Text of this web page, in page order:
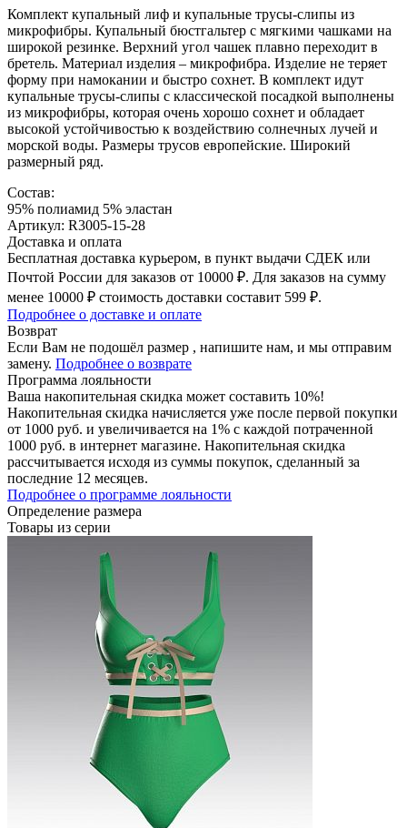
Комплект купальный лиф и купальные трусы-слипы из
микрофибры. Купальный бюстгальтер с мягкими чашками на
широкой резинке. Верхний угол чашек плавно переходит в
бретель. Материал изделия – микрофибра. Изделие не теряет
форму при намокании и быстро сохнет. В комплект идут
купальные трусы-слипы с классической посадкой выполнены
из микрофибры, которая очень хорошо сохнет и обладает
высокой устойчивостью к воздействию солнечных лучей и
морской воды. Размеры трусов европейские. Широкий
размерный ряд.
Состав:
95% полиамид 5% эластан
Артикул: R3005-15-28
Доставка и оплата
Бесплатная доставка курьером, в пункт выдачи СДЕК или
Почтой России для заказов от 10000 ₽. Для заказов на сумму
менее 10000 ₽ стоимость доставки составит 599 ₽.
Подробнее о доставке и оплате
Возврат
Если Вам не подошёл размер , напишите нам, и мы отправим
замену. Подробнее о возврате
Программа лояльности
Ваша накопительная скидка может составить 10%!
Накопительная скидка начисляется уже после первой покупки
от 1000 руб. и увеличивается на 1% с каждой потраченной
1000 руб. в интернет магазине. Накопительная скидка
рассчитывается исходя из суммы покупок, сделанный за
последние 12 месяцев.
Подробнее о программе лояльности
Определение размера
Товары из серии